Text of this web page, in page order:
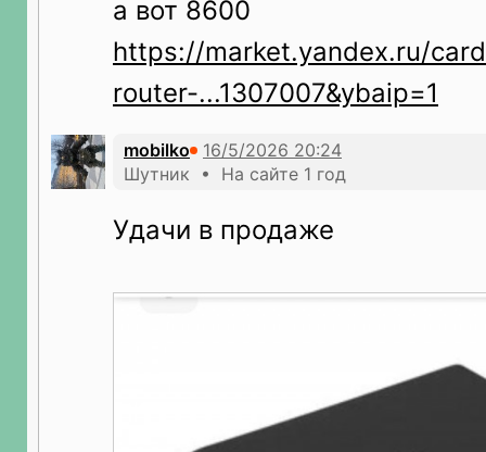
а вот 8600
https://market.yandex.ru/
router-...1307007&ybaip=1
mobilko
Шутник • На сайте 1 год
Удачи в продаже